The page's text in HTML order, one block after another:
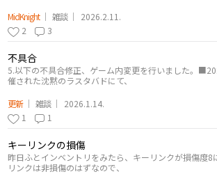
MidKnight
雑談
2026.2.11.
2
3
不具合
5.以下の不具合修正、ゲーム内変更を行いました。
催された沈黙のラスタバドにて、
更新
雑談
2026.1.14.
1
1
キーリンクの損傷
昨日ふとインベントリをみたら、キーリンクが損傷度8
リンクは非損傷のはずなので、